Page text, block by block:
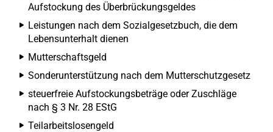
Aufstockung des Überbrückungsgeldes
Leistungen nach dem Sozialgesetzbuch, die dem
Lebensunterhalt dienen
Mutterschaftsgeld
Sonderunterstützung nach dem Mutterschutzgesetz
steuerfreie Aufstockungsbeträge oder Zuschläge
nach § 3 Nr. 28 EStG
Teilarbeitslosengeld